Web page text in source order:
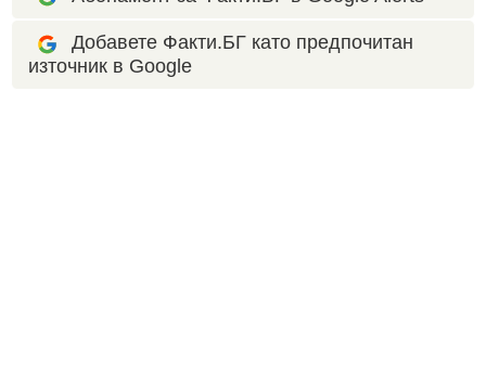
Добавете Факти.БГ като предпочитан
източник в Google